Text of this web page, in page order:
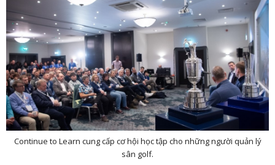
Continue to Learn cung cấp cơ hội học tập cho những người quản lý
sân golf.